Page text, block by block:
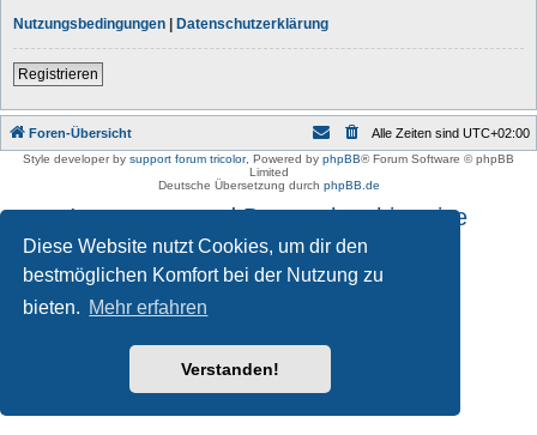
Diese Website nutzt Cookies, um dir den
bestmöglichen Komfort bei der Nutzung zu
bieten. Mehr erfahren
Verstanden!
Nutzungsbedingungen | Datenschutzerklärung
Registrieren
Foren-Übersicht Alle Zeiten sind UTC+02:00
Style developer by support forum tricolor, Powered by phpBB® Forum Software © phpBB
Limited
Deutsche Übersetzung durch phpBB.de
Impressum und Datenschutzhinweise